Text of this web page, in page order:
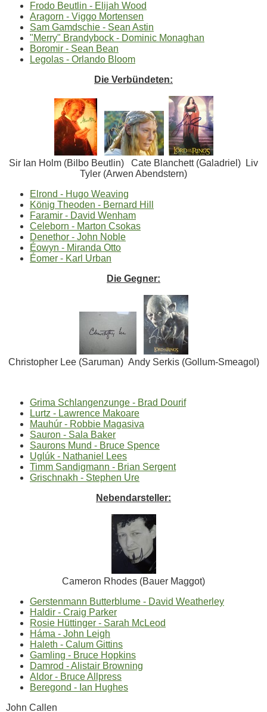
Frodo Beutlin - Elijah Wood
Aragorn - Viggo Mortensen
Sam Gamdschie - Sean Astin
"Merry" Brandybock - Dominic Monaghan
Boromir - Sean Bean
Legolas - Orlando Bloom
Die Verbündeten:
Sir Ian Holm (Bilbo Beutlin) Cate Blanchett (Galadriel) Liv
Tyler (Arwen Abendstern)
Elrond - Hugo Weaving
König Theoden - Bernard Hill
Faramir - David Wenham
Celeborn - Marton Csokas
Denethor - John Noble
Éowyn - Miranda Otto
Éomer - Karl Urban
Die Gegner:
Christopher Lee (Saruman) Andy Serkis (Gollum-Smeagol)
Grima Schlangenzunge - Brad Dourif
Lurtz - Lawrence Makoare
Mauhúr - Robbie Magasiva
Sauron - Sala Baker
Saurons Mund - Bruce Spence
Uglúk - Nathaniel Lees
Timm Sandigmann - Brian Sergent
Grischnakh - Stephen Ure
Nebendarsteller:
Cameron Rhodes (Bauer Maggot)
Gerstenmann Butterblume - David Weatherley
Haldir - Craig Parker
Rosie Hüttinger - Sarah McLeod
Háma - John Leigh
Haleth - Calum Gittins
Gamling - Bruce Hopkins
Damrod - Alistair Browning
Aldor - Bruce Allpress
Beregond - Ian Hughes
John Callen